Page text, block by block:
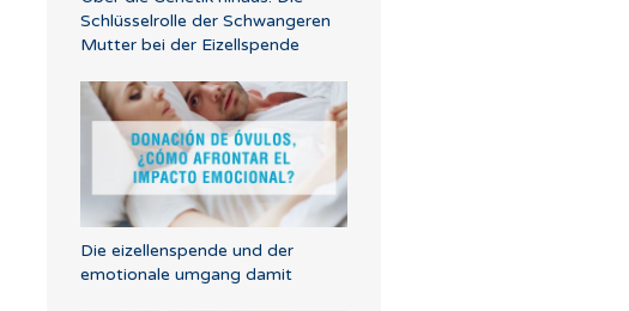
Schlüsselrolle der Schwangeren
Mutter bei der Eizellspende
Die eizellenspende und der
emotionale umgang damit